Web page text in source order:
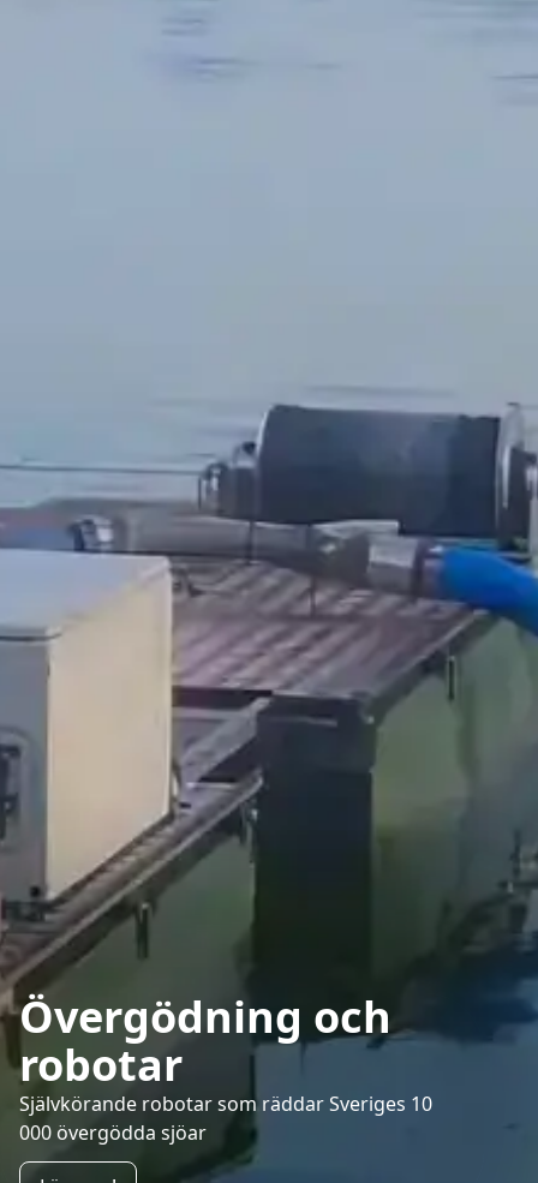
Övergödning och
robotar
Självkörande robotar som räddar Sveriges 10
000 övergödda sjöar